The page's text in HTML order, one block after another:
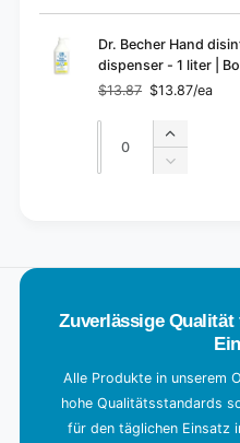
cart
Dr. Becher Hand
dispenser - 1 liter |
Regular
price
$13.87
Sale
price
$13.87/ea
Quantity
Increase
quantity
Decrease
a
Zuverlässige
Alle Produkte in unserem
hohe Qualitätsstandards
für den täglichen Einsatz